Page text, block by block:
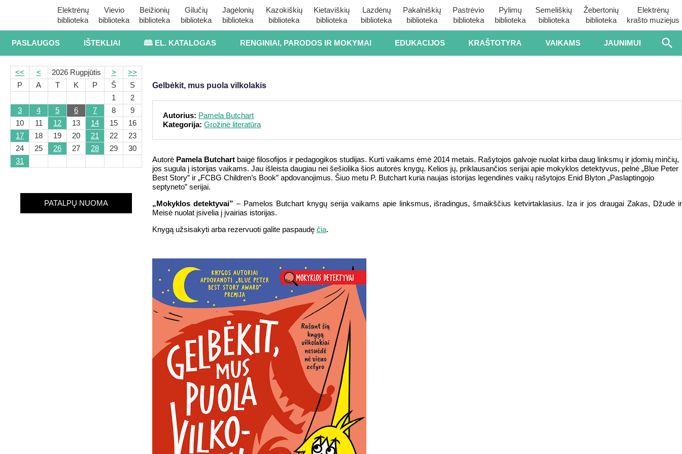
Elektrėnų
biblioteka
Vievio
biblioteka
Beižionių
biblioteka
Gilučių
biblioteka
Jagėlonių
biblioteka
Kazokiškių
biblioteka
Kietaviškių
biblioteka
Lazdėnų
biblioteka
Pakalniškių
biblioteka
Pastrėvio
biblioteka
Pylimų
biblioteka
Semeliškių
biblioteka
Žebertonių
biblioteka
Elektrėnų
krašto muziejus
PASLAUGOS IŠTEKLIAI 🕮 EL. KATALOGAS RENGINIAI, PARODOS IR MOKYMAI EDUKACIJOS KRAŠTOTYRA VAIKAMS JAUNIMUI
<< < 2026 Rugpjūtis >
>>
P
A T K P Š
S
1
2
3
4 5 6 7 8
9
10
11 12 13 14 15
16
17
18 19 20 21 22
23
24
25 26 27 28 29
30
31
PATALPŲ NUOMA
Gelbėkit, mus puola vilkolakis
Autorius: Pamela Butchart
Kategorija: Grožinė literatūra
Autorė Pamela Butchart baigė filosofijos ir pedagogikos studijas. Kurti vaikams ėmė 2014 metais. Rašytojos galvoje nuolat kirba daug linksmų ir įdomių minčių,
jos sugula į istorijas vaikams. Jau išleista daugiau nei šešiolika šios autorės knygų. Kelios jų, priklausančios serijai apie mokyklos detektyvus, pelnė „Blue Peter
Best Story” ir „FCBG Children’s Book” apdovanojimus. Šiuo metu P. Butchart kuria naujas istorijas legendinės vaikų rašytojos Enid Blyton „Paslaptingojo
septyneto” serijai.
„Mokyklos detektyvai” – Pamelos Butchart knygų serija vaikams apie linksmus, išradingus, šmaikščius ketvirtaklasius. Iza ir jos draugai Zakas, Džudė ir
Meisė nuolat įsivelia į įvairias istorijas.
Knygą užsisakyti arba rezervuoti galite paspaudę čia.